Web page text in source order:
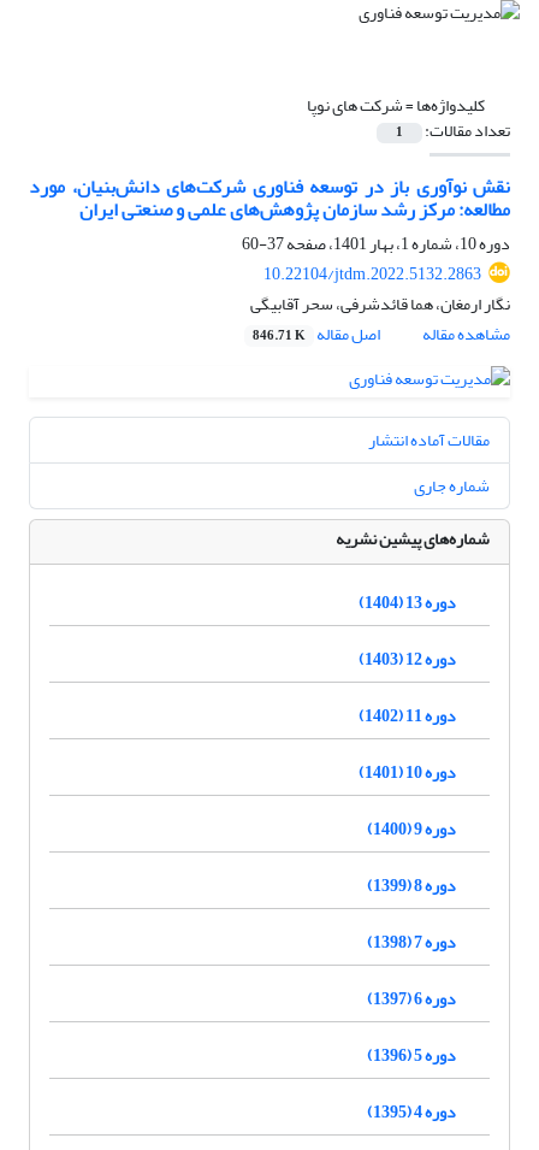
کلیدواژه‌ها =شرکت های نوپا
تعداد مقالات: 1
نقش نوآوری باز در توسعه فناوری شرکت‌های دانش‌بنیان، مورد
مطالعه: مرکز رشد سازمان پژوهش‌های علمی و صنعتی ایران
دوره 10، شماره 1، بهار 1401، صفحه
37-60
10.22104/jtdm.2022.5132.2863
نگار ارمغان، هما قائدشرفی، سحر آقابیگی
مشاهده مقاله
اصل مقاله 846.71 K
مقالات آماده انتشار
شماره جاری
شماره‌های پیشین نشریه
دوره 13 (1404)
دوره 12 (1403)
دوره 11 (1402)
دوره 10 (1401)
دوره 9 (1400)
دوره 8 (1399)
دوره 7 (1398)
دوره 6 (1397)
دوره 5 (1396)
دوره 4 (1395)